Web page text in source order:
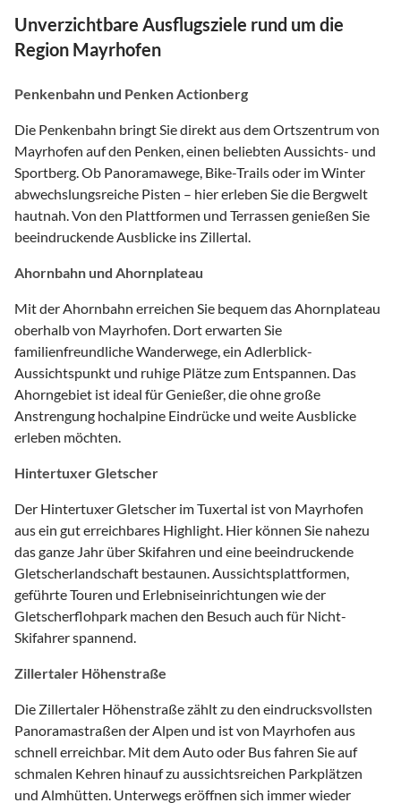
Unverzichtbare Ausflugsziele rund um die
Region Mayrhofen
Penkenbahn und Penken Actionberg
Die Penkenbahn bringt Sie direkt aus dem Ortszentrum von
Mayrhofen auf den Penken, einen beliebten Aussichts- und
Sportberg. Ob Panoramawege, Bike-Trails oder im Winter
abwechslungsreiche Pisten – hier erleben Sie die Bergwelt
hautnah. Von den Plattformen und Terrassen genießen Sie
beeindruckende Ausblicke ins Zillertal.
Ahornbahn und Ahornplateau
Mit der Ahornbahn erreichen Sie bequem das Ahornplateau
oberhalb von Mayrhofen. Dort erwarten Sie
familienfreundliche Wanderwege, ein Adlerblick-
Aussichtspunkt und ruhige Plätze zum Entspannen. Das
Ahorngebiet ist ideal für Genießer, die ohne große
Anstrengung hochalpine Eindrücke und weite Ausblicke
erleben möchten.
Hintertuxer Gletscher
Der Hintertuxer Gletscher im Tuxertal ist von Mayrhofen
aus ein gut erreichbares Highlight. Hier können Sie nahezu
das ganze Jahr über Skifahren und eine beeindruckende
Gletscherlandschaft bestaunen. Aussichtsplattformen,
geführte Touren und Erlebniseinrichtungen wie der
Gletscherflohpark machen den Besuch auch für Nicht-
Skifahrer spannend.
Zillertaler Höhenstraße
Die Zillertaler Höhenstraße zählt zu den eindrucksvollsten
Panoramastraßen der Alpen und ist von Mayrhofen aus
schnell erreichbar. Mit dem Auto oder Bus fahren Sie auf
schmalen Kehren hinauf zu aussichtsreichen Parkplätzen
und Almhütten. Unterwegs eröffnen sich immer wieder